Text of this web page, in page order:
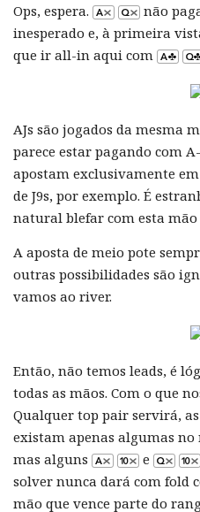
Ops, espera.
não
inesperado e, à primeira
que ir all-in aqui com
AJs são jogados da mesma
parece estar pagando com
apostam exclusivamente
de J9s, por exemplo. É
natural blefar com esta mão
A aposta de meio pote
outras possibilidades são
vamos ao river.
Então, não temos leads, é
todas as mãos. Com o que
Qualquer top pair servirá,
existam apenas algumas no
mas alguns
e
solver nunca dará com fold
mão que vence parte do